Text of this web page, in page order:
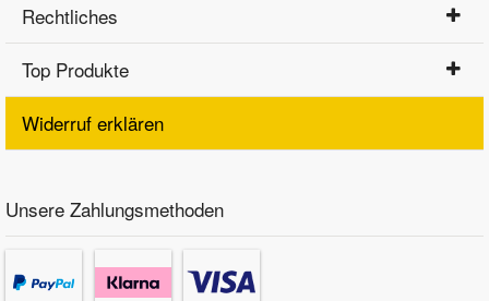
Rechtliches
Top Produkte
Widerruf erklären
Unsere Zahlungsmethoden